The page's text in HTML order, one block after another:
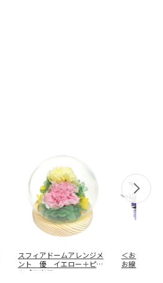
スフィアドームアレンジメ
ント 優 イエロー＋ピン
ク【弔事用
＜お中元＞
お線香セッ